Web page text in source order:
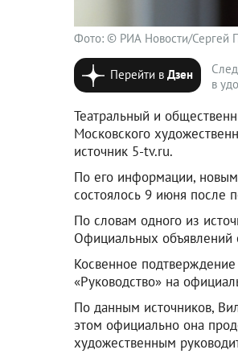
Фото: © РИА Новости/Сергей
Перейти вДзен
в
Театральный и
Московского
источник 5-tv.ru.
По его информации,
состоялось 9 июня после
По словам одного из
Официальных объявлений
Косвенное
«Руководство» на
По данным источников,
этом официально она
художественным